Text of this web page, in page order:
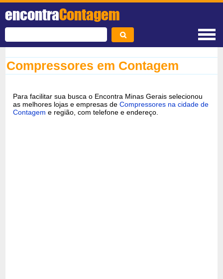
encontraContagem
Compressores em Contagem
Para facilitar sua busca o Encontra Minas Gerais selecionou
as melhores lojas e empresas deCompressores na cidade de
Contagem e região, com telefone e endereço.